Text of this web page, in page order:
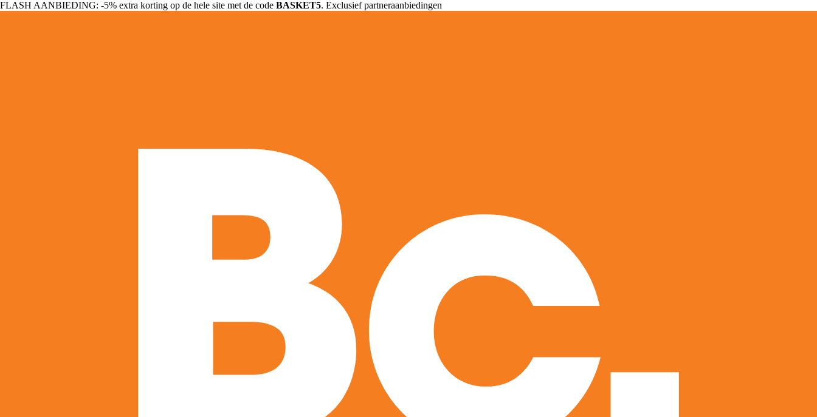
FLASH AANBIEDING: -5% extra korting op de hele site met de code BASKET5. Exclusief partneraanbiedingen